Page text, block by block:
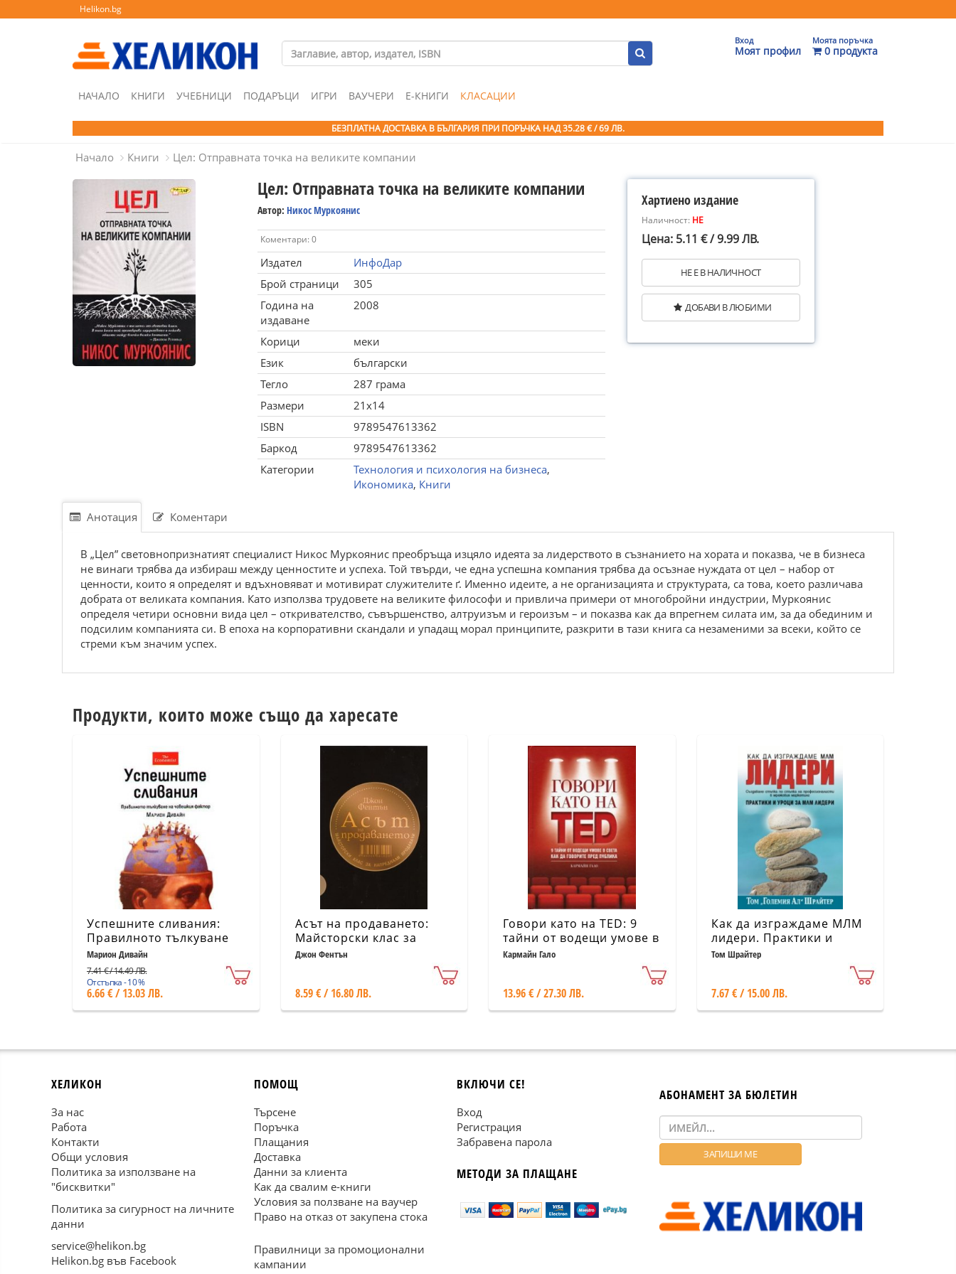
Helikon.bg
Вход
Моят профил
Моята поръчка
0 продукта
НАЧАЛО КНИГИ УЧЕБНИЦИ ПОДАРЪЦИ ИГРИ ВАУЧЕРИ Е-КНИГИ КЛАСАЦИИ
БЕЗПЛАТНА ДОСТАВКА В БЪЛГАРИЯ ПРИ ПОРЪЧКА НАД 35.28 € / 69 ЛВ.
Начало Книги Цел: Отправната точка на великите компании
Цел: Отправната точка на великите компании
Автор: Никос Муркоянис
Коментари: 0
Издател
ИнфоДар
Брой страници
305
Година на
издаване
2008
Корици
меки
Език
български
Тегло
287 грама
Размери
21x14
ISBN
9789547613362
Баркод
9789547613362
Категории
Технология и психология на бизнеса,
Икономика, Книги
Хартиено издание
Наличност: НЕ
Цена: 5.11 € / 9.99 ЛВ.
НЕ Е В НАЛИЧНОСТ
ДОБАВИ В ЛЮБИМИ
Анотация Коментари
В „Цел” световнопризнатият специалист Никос Муркоянис преобръща изцяло идеята за лидерството в съзнанието на хората и показва, че в бизнеса
не винаги трябва да избираш между ценностите и успеха. Той твърди, че една успешна компания трябва да осъзнае нуждата от цел – набор от
ценности, които я определят и вдъхновяват и мотивират служителите ґ. Именно идеите, а не организацията и структурата, са това, което различава
добрата от великата компания. Като използва трудовете на великите философи и привлича примери от многобройни индустрии, Муркоянис
определя четири основни вида цел – откривателство, съвършенство, алтруизъм и героизъм – и показва как да впрегнем силата им, за да обединим и
подсилим компанията си. В епоха на корпоративни скандали и упадащ морал принципите, разкрити в тази книга са незаменими за всеки, който се
стреми към значим успех.
Продукти, които може също да харесате
Успешните сливания:
Правилното тълкуване
на човешкия фактор
Марион Дивайн
7.41 € / 14.49 ЛВ.
Отстъпка - 10 %
6.66 € / 13.03 ЛВ.
Асът на продаването:
Майсторски клас за
напреднали продавачи
Джон Фентън
8.59 € / 16.80 ЛВ.
Говори като на TED: 9
тайни от водещи умове в
света как да говорите
Кармайн Гало
13.96 € / 27.30 ЛВ.
Как да изграждаме МЛМ
лидери. Практики и
уроци за МЛМ лидери
Том Шрайтер
7.67 € / 15.00 ЛВ.
ХЕЛИКОН
За нас
Работа
Контакти
Общи условия
Политика за използване на
"бисквитки"
Политика за сигурност на личните
данни
service@helikon.bg
Helikon.bg във Facebook
ПОМОЩ
Търсене
Поръчка
Плащания
Доставка
Данни за клиента
Как да свалим е-книги
Условия за ползване на ваучер
Право на отказ от закупена стока
Правилници за промоционални
кампании
ВКЛЮЧИ СЕ!
Вход
Регистрация
Забравена парола
МЕТОДИ ЗА ПЛАЩАНЕ
АБОНАМЕНТ ЗА БЮЛЕТИН